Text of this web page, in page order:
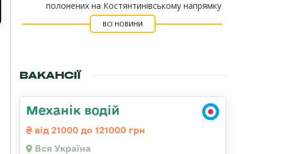
полонених на Костянтинівському напрямку
ВСІ НОВИНИ
ВАКАНСІЇ
Механік водій
від 21000 до 121000 грн
Вся Україна